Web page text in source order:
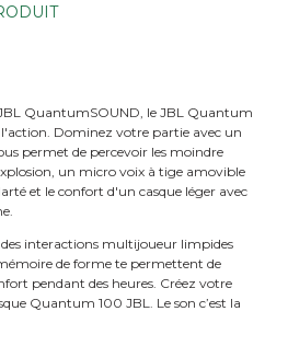
QuantumSOUND, le JBL Quantum
Dominez votre partie avec un
permet de percevoir les moindre
un micro voix à tige amovible
et le confort d'un casque léger avec
interactions multijoueur limpides
de forme te permettent de
pendant des heures. Créez votre
Quantum 100 JBL. Le son c’est la